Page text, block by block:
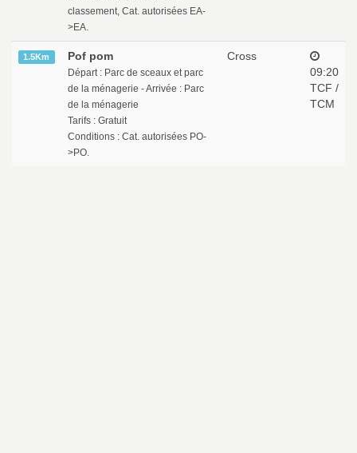
classement, Cat. autorisées EA-
>EA.
1.5Km Pof pom
Départ : Parc de sceaux et parc
de la ménagerie - Arrivée : Parc
de la ménagerie
Tarifs : Gratuit
Conditions : Cat. autorisées PO-
>PO.
Cross
09:20
TCF /
TCM